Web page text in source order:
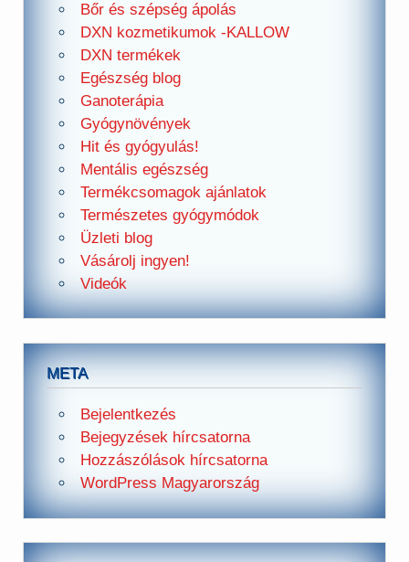
Bőr és szépség ápolás
DXN kozmetikumok -KALLOW
DXN termékek
Egészség blog
Ganoterápia
Gyógynövények
Hit és gyógyulás!
Mentális egészség
Termékcsomagok ajánlatok
Természetes gyógymódok
Üzleti blog
Vásárolj ingyen!
Videók
META
Bejelentkezés
Bejegyzések hírcsatorna
Hozzászólások hírcsatorna
WordPress Magyarország